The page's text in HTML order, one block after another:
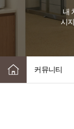
내
시
커뮤니티